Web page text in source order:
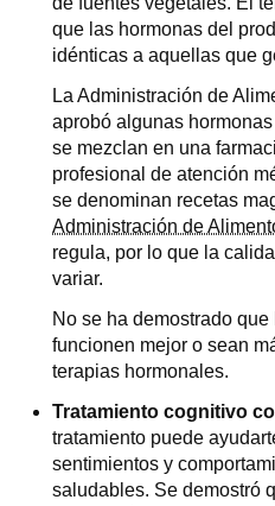
que las hormonas del
idénticas a aquellas que
La Administración de
aprobó algunas
se mezclan en una
profesional de atención
se denominan recetas
Administración de
regula, por lo que la
variar.
No se ha demostrado
funcionen mejor o sean
terapias hormonales.
Tratamiento cognitivo
tratamiento puede
sentimientos y
saludables. Se demostró